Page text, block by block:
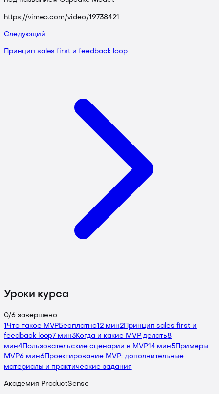
https://vimeo.com/video/19738421
Следующий
Принцип sales first и feedback loop
Уроки курса
0/6 завершено
1 Что такое MVPБесплатно12 мин2Принцип sales first и
feedback loop7 мин3Когда и какие MVP делать8
мин4 Пользовательские сценарии в MVP14 мин5 Примеры
MVP6 мин6 Проектирование MVP: дополнительные
материалы и практические задания
Академия ProductSense